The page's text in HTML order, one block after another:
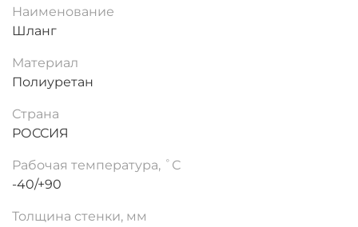
Наименование
Шланг
Материал
Полиуретан
Страна
РОССИЯ
Рабочая температура, ˚С
-40/+90
Толщина стенки, мм